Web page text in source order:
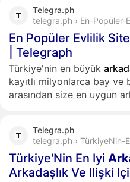
Telegra.ph
telegra.ph › En-Popüler-
En Popüler Evlilik
| Telegraph
Türkiye'nin en büyük
kayıtlı milyonlarca bay ve
arasından size en uygun
Telegra.ph
telegra.ph › TürkiyeNin-
Türkiye'Nin En Iyi
Arkadaşlık Ve Ilişki